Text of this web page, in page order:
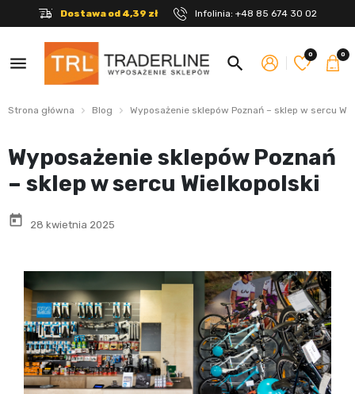
Dostawa od 4,39 zł Infolinia: +48 85 674 30 02
menu search 0 0
Strona główna Blog Wyposażenie sklepów Poznań – sklep w sercu
Wyposażenie sklepów Poznań
– sklep w sercu Wielkopolski
today 28 kwietnia 2025